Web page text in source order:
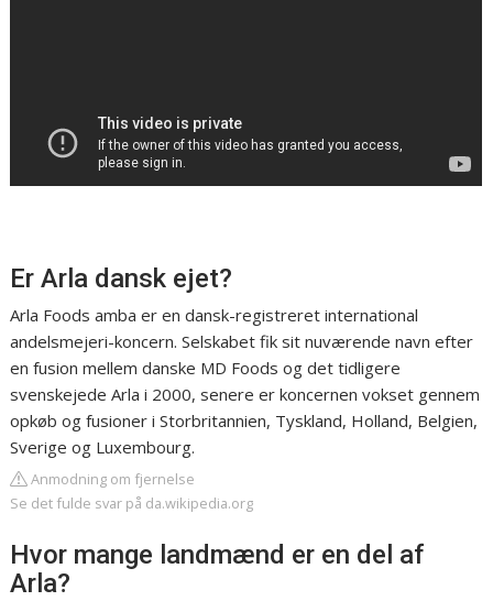
Er Arla dansk ejet?
Arla Foods amba er en dansk-registreret international
andelsmejeri-koncern. Selskabet fik sit nuværende navn efter
en fusion mellem danske MD Foods og det tidligere
svenskejede Arla i 2000, senere er koncernen vokset gennem
opkøb og fusioner i Storbritannien, Tyskland, Holland, Belgien,
Sverige og Luxembourg.
Anmodning om fjernelse
Se det fulde svar på da.wikipedia.org
Hvor mange landmænd er en del af
Arla?